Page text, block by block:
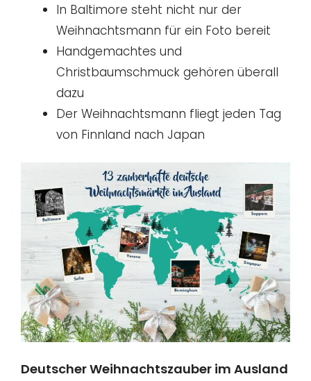
In Baltimore steht nicht nur der
Weihnachtsmann für ein Foto bereit
Handgemachtes und
Christbaumschmuck gehören überall
dazu
Der Weihnachtsmann fliegt jeden Tag
von Finnland nach Japan
Deutscher Weihnachtszauber im Ausland